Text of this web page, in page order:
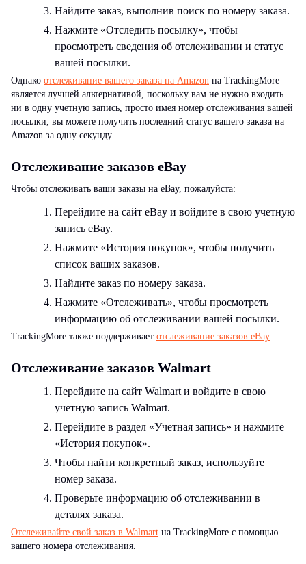
Найдите заказ, выполнив поиск по номеру заказа.
Нажмите «Отследить посылку», чтобы
просмотреть сведения об отслеживании и статус
вашей посылки.
Однако отслеживание вашего заказа на Amazon на TrackingMore
является лучшей альтернативой, поскольку вам не нужно входить
ни в одну учетную запись, просто имея номер отслеживания вашей
посылки, вы можете получить последний статус вашего заказа на
Amazon за одну секунду.
Отслеживание заказов eBay
Чтобы отслеживать ваши заказы на eBay, пожалуйста:
Перейдите на сайт eBay и войдите в свою учетную
запись eBay.
Нажмите «История покупок», чтобы получить
список ваших заказов.
Найдите заказ по номеру заказа.
Нажмите «Отслеживать», чтобы просмотреть
информацию об отслеживании вашей посылки.
TrackingMore также поддерживает отслеживание заказов eBay .
Отслеживание заказов Walmart
Перейдите на сайт Walmart и войдите в свою
учетную запись Walmart.
Перейдите в раздел «Учетная запись» и нажмите
«История покупок».
Чтобы найти конкретный заказ, используйте
номер заказа.
Проверьте информацию об отслеживании в
деталях заказа.
Отслеживайте свой заказ в Walmart на TrackingMore с помощью
вашего номера отслеживания.